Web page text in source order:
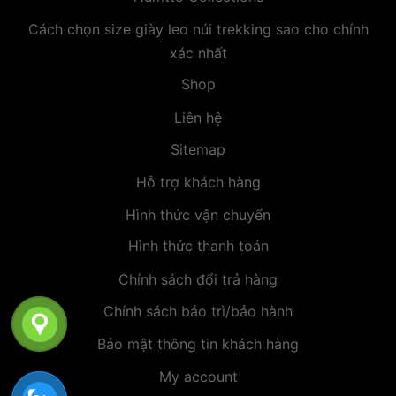
Cách chọn size giày leo núi trekking sao cho chính
xác nhất
Shop
Liên hệ
Sitemap
Hỗ trợ khách hàng
Hình thức vận chuyển
Hình thức thanh toán
Chính sách đổi trả hàng
Chính sách bảo trì/bảo hành
Bảo mật thông tin khách hàng
My account